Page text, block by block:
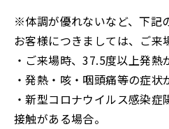
※体調が優れないなど、下記
お客様につきましては、ご来
・ご来場時、37.5度以上発熱
・発熱・咳・咽頭痛等の症状
・新型コロナウイルス感染
接触がある場合。